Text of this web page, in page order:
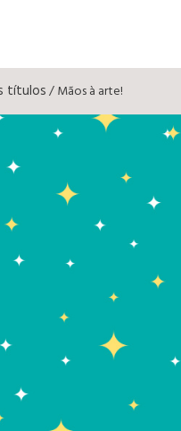
títulos/ Mãos à arte!